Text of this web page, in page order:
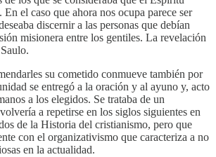
En el caso que ahora nos ocupa parece ser
discernir a las personas que debían
misionera entre los gentiles. La revelación
su cometido conmueve también por
se entregó a la oración y al ayuno y, acto
a los elegidos. Se trataba de un
a repetirse en los siglos siguientes en
de la Historia del cristianismo, pero que
con el organizativismo que caracteriza a no
en la actualidad.